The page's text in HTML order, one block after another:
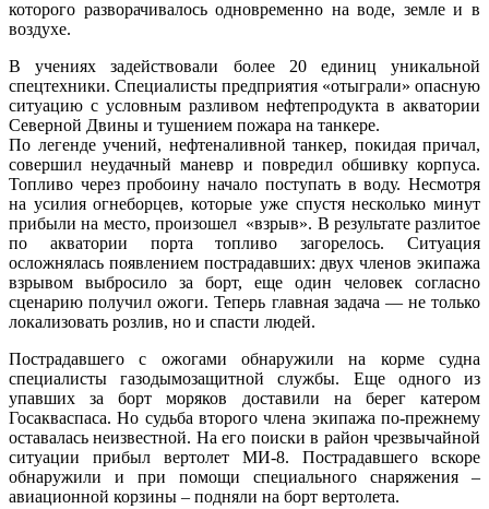
которого разворачивалось одновременно на воде, земле и в
воздухе.
В учениях задействовали более 20 единиц уникальной
спецтехники. Специалисты предприятия «отыграли» опасную
ситуацию с условным разливом нефтепродукта в акватории
Северной Двины и тушением пожара на танкере.
По легенде учений, нефтеналивной танкер, покидая причал,
совершил неудачный маневр и повредил обшивку корпуса.
Топливо через пробоину начало поступать в воду. Несмотря
на усилия огнеборцев, которые уже спустя несколько минут
прибыли на место, произошел «взрыв». В результате разлитое
по акватории порта топливо загорелось. Ситуация
осложнялась появлением пострадавших: двух членов экипажа
взрывом выбросило за борт, еще один человек согласно
сценарию получил ожоги. Теперь главная задача — не только
локализовать розлив, но и спасти людей.
Пострадавшего с ожогами обнаружили на корме судна
специалисты газодымозащитной службы. Еще одного из
упавших за борт моряков доставили на берег катером
Госакваспаса. Но судьба второго члена экипажа по-прежнему
оставалась неизвестной. На его поиски в район чрезвычайной
ситуации прибыл вертолет МИ-8. Пострадавшего вскоре
обнаружили и при помощи специального снаряжения –
авиационной корзины – подняли на борт вертолета.